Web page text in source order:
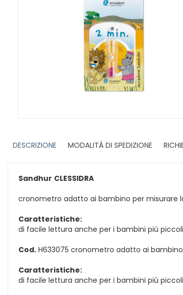
DESCRIZIONE
MODALITÀ DI SPEDIZIONE
Sandhur CLESSIDRA
cronometro adatto ai bambino per misurare
Caratteristiche:
di facile lettura anche per i bambini più
Cod. H633075 cronometro adatto ai
Caratteristiche:
di facile lettura anche per i bambini più